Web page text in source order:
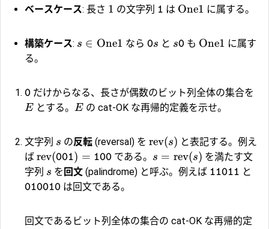
ベースケース: 長さ 1 の文字列 1 は One1 に属する。
構築ケース: s ∈ One1 なら 0s と s0も One1 に属す
る。
0 だけからなる、長さが偶数のビット列全体の集合を
E とする。E の cat-OK な再帰的定義を示せ。
文字列 s の反転 (reversal) を rev(s) と表記する。例え
ば rev(001) = 100 である。 s = rev(s) を満たす文
字列 s を 回文 (palindrome) と呼ぶ。例えば 11011 と
010010 は回文である。
回文であるビット列全体の集合の cat-OK な再帰的定